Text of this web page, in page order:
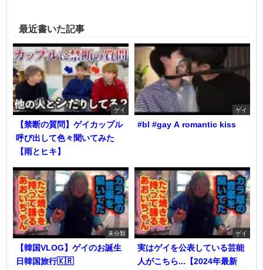
最近書いた記事
ゲイ
【禁断の質問】ゲイカップル
呼び出して色々聞いてみた
【雨とヒキ】
ゲイ
#bl #gay A romantic kiss
未分類
【韓国VLOG】ゲイのお誕生
日韓国旅行🇰🇷
ゲイ
実はゲイを公表している芸能
人がこちら...【2024年最新